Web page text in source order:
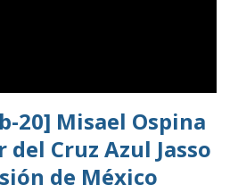
20] Misael Ospina
Cruz Azul Jasso
de México